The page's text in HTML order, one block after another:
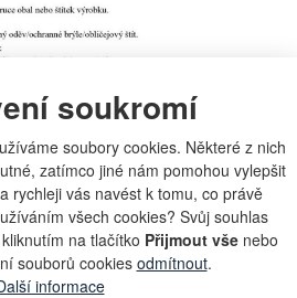
soukromí
soubory cookies. Některé z nich
zatímco jiné nám pomohou vylepšit
rychleji vás navést k tomu, co právě
všech cookies? Svůj souhlas
na tlačítko Přijmout vše nebo
souborů cookies odmítnout.
informace